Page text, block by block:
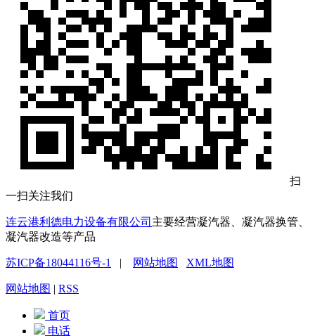
扫
一扫关注我们
连云港利德电力设备有限公司 主要经营凝汽器、凝汽器换管、
凝汽器改造等产品
苏ICP备18044116号-1 | 网站地图 XML地图
网站地图 | RSS
首页
电话